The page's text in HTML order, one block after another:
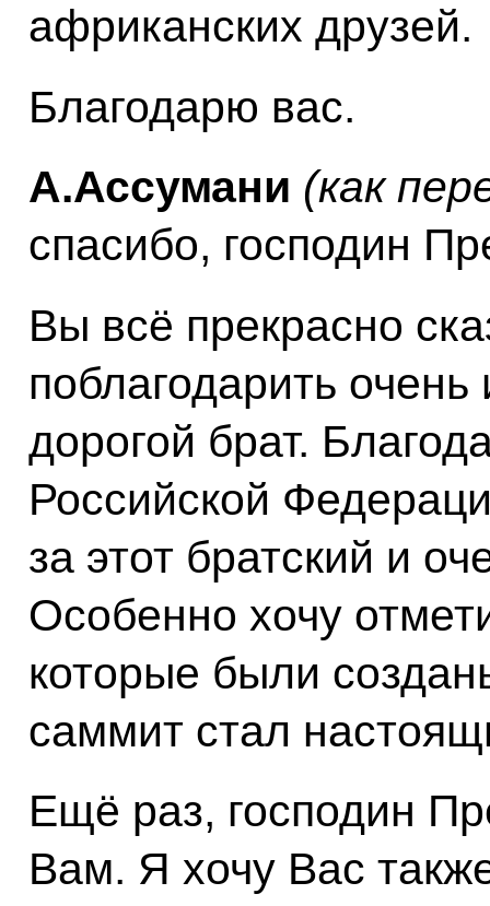
африканских друзей.
Благодарю вас.
А.Ассумани (как
спасибо, господин
Вы всё прекрасно
поблагодарить
дорогой брат.
Российской
за этот братский и
Особенно хочу
которые были
саммит стал
Ещё раз, господин
Вам. Я хочу Вас